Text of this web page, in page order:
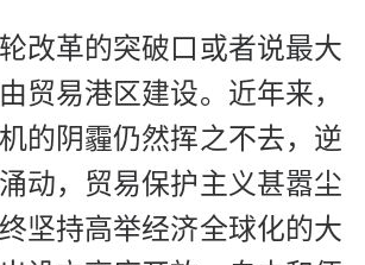
改革的突破口或者说最大
贸易港区建设。近年来，
的阴霾仍然挥之不去，逆
动，贸易保护主义甚嚣尘
坚持高举经济全球化的大